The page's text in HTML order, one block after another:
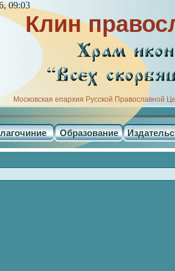
Клин
Московская епархия Русской Православной
Образование
09:03